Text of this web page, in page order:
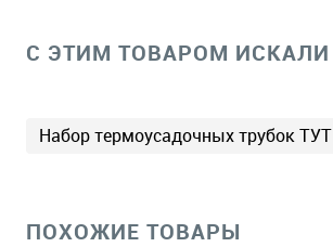
C ЭТИМ ТОВАРОМ ИСКАЛИ
Набор термоусадочных трубок ТУТ
ПОХОЖИЕ ТОВАРЫ